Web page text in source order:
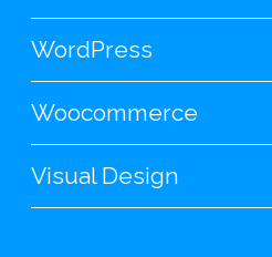
WordPress
Woocommerce
Visual Design